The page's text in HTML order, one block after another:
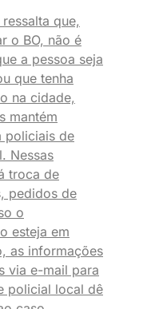
que,
o BO, não é
a pessoa seja
que tenha
na cidade,
mantém
policiais de
Nessas
troca de
pedidos de
o
esteja em
as informações
via e-mail para
policial local dê